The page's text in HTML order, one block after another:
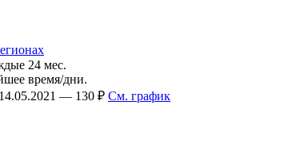
24 мес.
время/дни.
— 130 ₽ См. график